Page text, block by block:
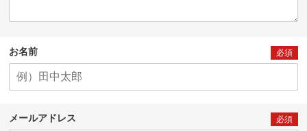
お名前 必須
メールアドレス 必須